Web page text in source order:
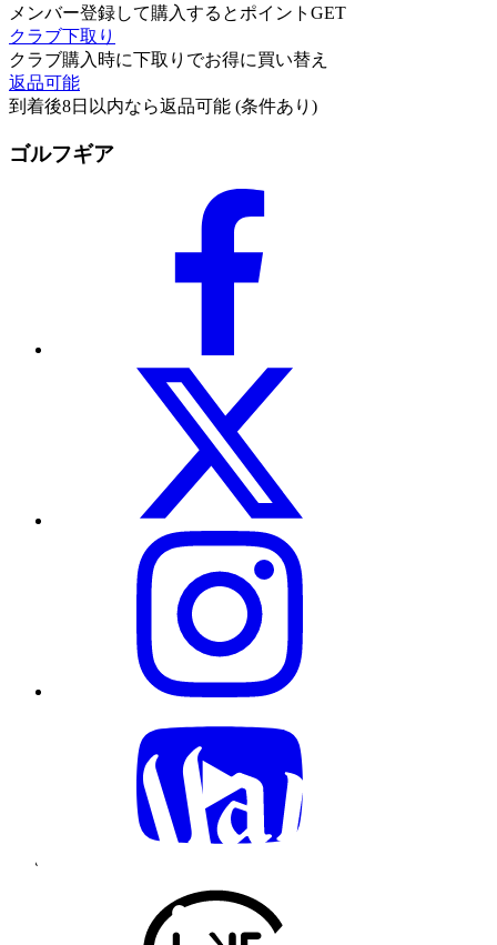
メンバー登録して購入するとポイントGET
クラブ下取り
クラブ購入時に下取りでお得に買い替え
返品可能
到着後8日以内なら返品可能 (条件あり)
ゴルフギア